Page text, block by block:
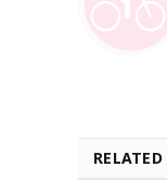
RELATED